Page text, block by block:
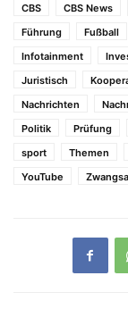
CBS
CBS News
Führung
Fußball
Infotainment
Juristisch
Nachrichten
Politik
Prüfung
sport
Themen
YouTube